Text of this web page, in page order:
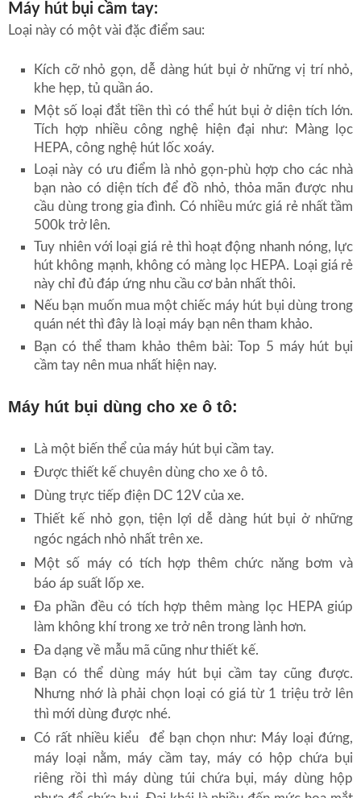
Máy hút bụi cầm tay:
Loại này có một vài đặc điểm sau:
Kích cỡ nhỏ gọn, dễ dàng hút bụi ở những vị trí nhỏ,
khe hẹp, tủ quần áo.
Một số loại đắt tiền thì có thể hút bụi ở diện tích lớn.
Tích hợp nhiều công nghệ hiện đại như: Màng lọc
HEPA, công nghệ hút lốc xoáy.
Loại này có ưu điểm là nhỏ gọn-phù hợp cho các nhà
bạn nào có diện tích để đồ nhỏ, thỏa mãn được nhu
cầu dùng trong gia đình. Có nhiều mức giá rẻ nhất tầm
500k trở lên.
Tuy nhiên với loại giá rẻ thì hoạt động nhanh nóng, lực
hút không mạnh, không có màng lọc HEPA. Loại giá rẻ
này chỉ đủ đáp ứng nhu cầu cơ bản nhất thôi.
Nếu bạn muốn mua một chiếc máy hút bụi dùng trong
quán nét thì đây là loại máy bạn nên tham khảo.
Bạn có thể tham khảo thêm bài: Top 5 máy hút bụi
cầm tay nên mua nhất hiện nay.
Máy hút bụi dùng cho xe ô tô:
Là một biến thể của máy hút bụi cầm tay.
Được thiết kế chuyên dùng cho xe ô tô.
Dùng trực tiếp điện DC 12V của xe.
Thiết kế nhỏ gọn, tiện lợi dễ dàng hút bụi ở những
ngóc ngách nhỏ nhất trên xe.
Một số máy có tích hợp thêm chức năng bơm và
báo áp suất lốp xe.
Đa phần đều có tích hợp thêm màng lọc HEPA giúp
làm không khí trong xe trở nên trong lành hơn.
Đa dạng về mẫu mã cũng như thiết kế.
Bạn có thể dùng máy hút bụi cầm tay cũng được.
Nhưng nhớ là phải chọn loại có giá từ 1 triệu trở lên
thì mới dùng được nhé.
Có rất nhiều kiểu để bạn chọn như: Máy loại đứng,
máy loại nằm, máy cầm tay, máy có hộp chứa bụi
riêng rồi thì máy dùng túi chứa bụi, máy dùng hộp